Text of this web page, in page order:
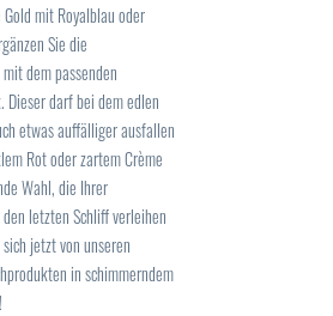
mit Royalblau oder
Sie die
dem passenden
Dieser darf bei dem edlen
etwas auffälliger ausfallen
Rot oder zartem Crème
Wahl, die Ihrer
letzten Schliff verleihen
jetzt von unseren
in schimmerndem